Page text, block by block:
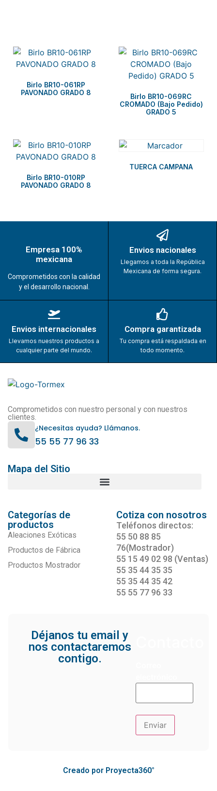
Birlo BR10-061RP
PAVONADO GRADO 8
Birlo BR10-069RC
CROMADO (Bajo Pedido)
GRADO 5
Birlo BR10-010RP
PAVONADO GRADO 8
TUERCA CAMPANA
Empresa 100%
mexicana
Comprometidos con la calidad
y el desarrollo nacional.
Envios nacionales
Llegamos a toda la República
Mexicana de forma segura.
Envios internacionales
Llevamos nuestros productos a
cualquier parte del mundo.
Compra garantizada
Tu compra está respaldada en
todo momento.
Comprometidos con nuestro personal y con nuestros
clientes.
¿Necesitas ayuda? Llámanos.
55 55 77 96 33
Mapa del Sitio
Categorías de
productos
Aleaciones Exóticas
Productos de Fábrica
Productos Mostrador
Cotiza con nosotros
Teléfonos directos:
55 50 88 85
76(Mostrador)
55 15 49 02 98 (Ventas)
55 35 44 35 35
55 35 44 35 42
55 55 77 96 33
Déjanos tu email y
nos contactaremos
contigo.
Creado por Proyecta360°